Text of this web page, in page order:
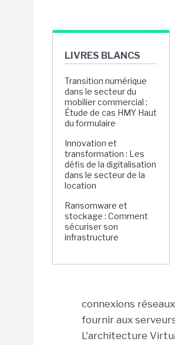
LIVRES BLANCS
Transition numérique
dans le secteur du
mobilier commercial :
Étude de cas HMY Haut
du formulaire
Innovation et
transformation : Les
défis de la digitalisation
dans le secteur de la
location
Ransomware et
stockage : Comment
sécuriser son
infrastructure
connexions
fournir aux
L'architecture